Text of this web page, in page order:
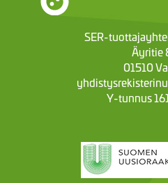
SER-
Äyritie
01510
Y-tunnus